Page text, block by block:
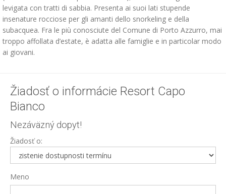
levigata con tratti di sabbia. Presenta ai suoi lati stupende
insenature rocciose per gli amanti dello snorkeling e della
subacquea. Fra le più conosciute del Comune di Porto Azzurro, mai
troppo affollata d’estate, è adatta alle famiglie e in particolar modo
ai giovani.
Žiadosť o informácie Resort Capo
Bianco
Nezáväzný dopyt!
Žiadosť o:
Meno